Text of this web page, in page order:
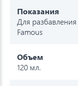
Показания
Для
Famous
Объем
120 мл.